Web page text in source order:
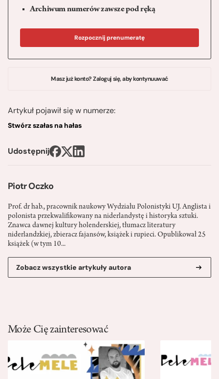
Piotr Oczko
Prof. dr hab., pracownik naukowy Wydziału Polonistyki UJ. Anglista i
polonista przekwalifikowany na niderlandystę i historyka sztuki.
Znawca dawnej kultury holenderskiej, tłumacz literatury
niderlandzkiej, zbieracz fajansów, książek i rupieci. Opublikował 25
książek (w tym 10...
Zobacz wszystkie artykuły autora
Archiwum numerów zawsze pod ręką
Rozpocznij prenumeratę
Masz już konto? Zaloguj się, aby kontynuuwać
Artykuł pojawił się w numerze:
Stwórz szałas na hałas
Udostępnij
Może Cię zainteresować